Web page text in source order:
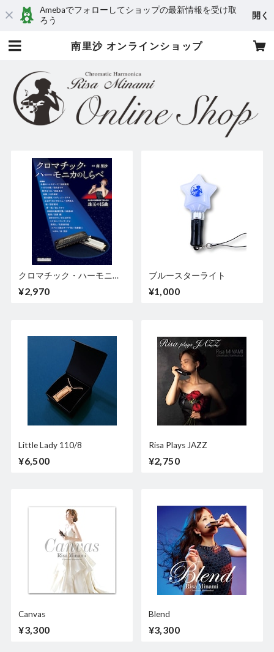
Amebaでフォローしてショップの最新情報を受け取
ろう
開く
南里沙 オンラインショップ
クロマチック・ハーモニカ
のしらべ
¥2,970
ブルースターライト
¥1,000
Little Lady 110/8
¥6,500
Risa Plays JAZZ
¥2,750
Canvas
¥3,300
Blend
¥3,300